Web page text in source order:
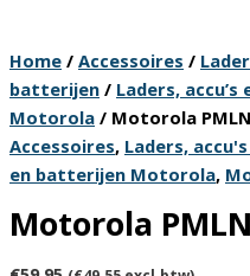
Home / Accessoires /
batterijen / Laders,
Motorola / Motorola
Accessoires, Laders,
en batterijen Motorola,
Motorola